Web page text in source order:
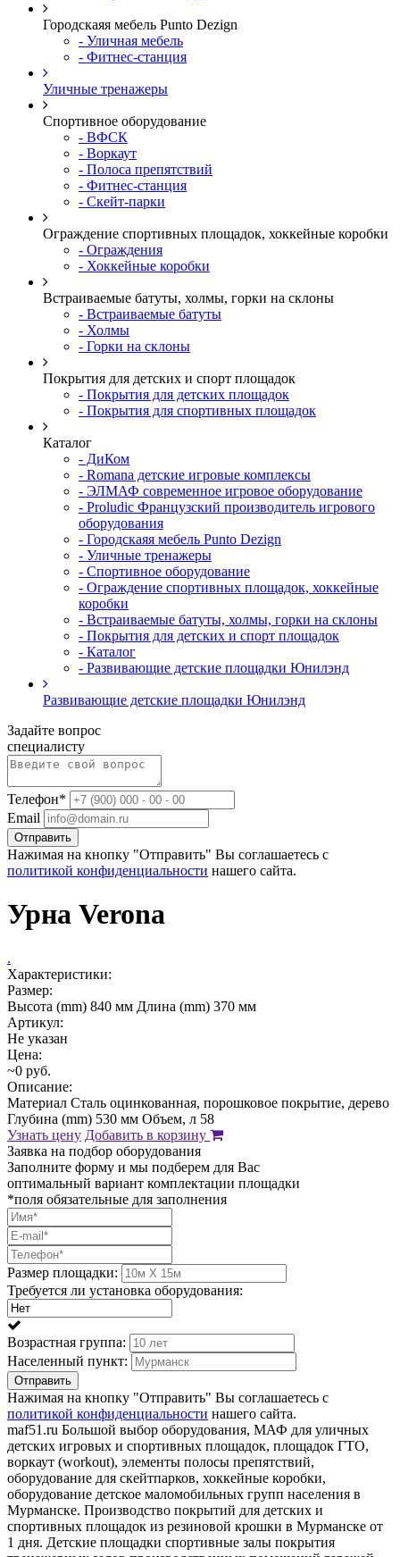
Городскаяя мебель Punto Dezign
- Уличная мебель
- Фитнес-станция
Уличные тренажеры
Спортивное оборудование
- ВФСК
- Воркаут
- Полоса препятствий
- Фитнес-станция
- Скейт-парки
Ограждение спортивных площадок, хоккейные коробки
- Ограждения
- Хоккейные коробки
Встраиваемые батуты, холмы, горки на склоны
- Встраиваемые батуты
- Холмы
- Горки на склоны
Покрытия для детских и спорт площадок
- Покрытия для детских площадок
- Покрытия для спортивных площадок
Каталог
- ДиКом
- Romana детские игровые комплексы
- ЭЛМАФ современное игровое оборудование
- Proludic Французский производитель игрового
оборудования
- Городскаяя мебель Punto Dezign
- Уличные тренажеры
- Спортивное оборудование
- Ограждение спортивных площадок, хоккейные
коробки
- Встраиваемые батуты, холмы, горки на склоны
- Покрытия для детских и спорт площадок
- Каталог
- Развивающие детские площадки Юнилэнд
Развивающие детские площадки Юнилэнд
Задайте вопрос
специалисту
Телефон*
Email
Отправить
Нажимая на кнопку "Отправить" Вы соглашаетесь с
политикой конфиденциальности нашего сайта.
Урна Verona
.
Характеристики:
Размер:
Высота (mm) 840 мм Длина (mm) 370 мм
Артикул:
Не указан
Цена:
~0 руб.
Описание:
Материал Сталь оцинкованная, порошковое покрытие, дерево
Глубина (mm) 530 мм Объем, л 58
Узнать цену Добавить в корзину
Заявка на подбор оборудования
Заполните форму и мы подберем для Вас
оптимальный вариант комплектации площадки
*поля обязательные для заполнения
Размер площадки:
Требуется ли установка оборудования:
Возрастная группа:
Населенный пункт:
Отправить
Нажимая на кнопку "Отправить" Вы соглашаетесь с
политикой конфиденциальности нашего сайта.
maf51.ru Большой выбор оборудования, МАФ для уличных
детских игровых и спортивных площадок, площадок ГТО,
воркаут (workout), элементы полосы препятствий,
оборудование для скейтпарков, хоккейные коробки,
оборудование детское маломобильных групп населения в
Мурманске. Производство покрытий для детских и
спортивных площадок из резиновой крошки в Мурманске от
1 дня. Детские площадки спортивные залы покрытия